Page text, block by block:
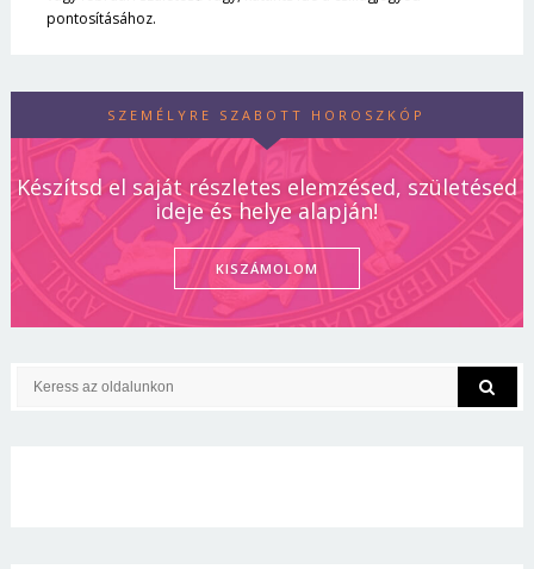
pontosításához.
SZEMÉLYRE SZABOTT HOROSZKÓP
Készítsd el saját részletes elemzésed, születésed
ideje és helye alapján!
KISZÁMOLOM